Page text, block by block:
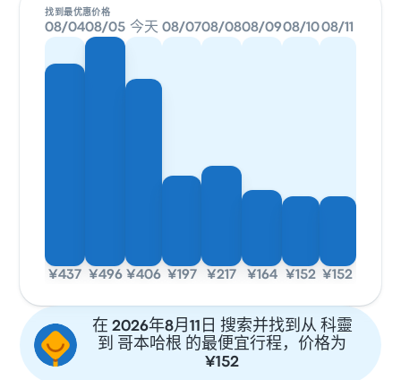
找到最优惠价格
08/04
¥437
08/05
¥496
今天
¥406
08/07
¥197
08/08
¥217
08/09
¥164
08/10
¥152
08/11
¥152
在 2026年8月11日 搜索并找到从 科靈
到 哥本哈根 的最便宜行程，价格为
¥152